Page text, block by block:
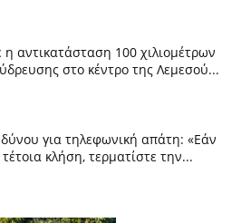
η αντικατάσταση 100 χιλιομέτρων
στο κέντρο της Λεμεσού...
για τηλεφωνική απάτη: «Εάν
τέτοια κλήση, τερματίστε την...